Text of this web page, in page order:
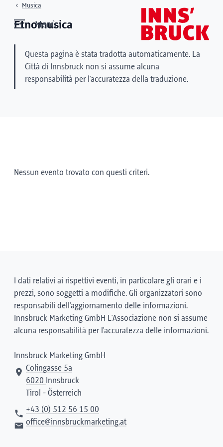
Menù
Musica
Etnomusica
Questa pagina è stata tradotta automaticamente. La
Città di Innsbruck non si assume alcuna
responsabilità per l'accuratezza della traduzione.
Nessun evento trovato con questi criteri.
I dati relativi ai rispettivi eventi, in particolare gli orari e i
prezzi, sono soggetti a modifiche. Gli organizzatori sono
responsabili dell'aggiornamento delle informazioni.
Innsbruck Marketing GmbH L'Associazione non si assume
alcuna responsabilità per l'accuratezza delle informazioni.
Innsbruck Marketing GmbH
Colingasse 5a
6020 Innsbruck
Tirol - Österreich
+43 (0) 512 56 15 00
office@innsbruckmarketing.at